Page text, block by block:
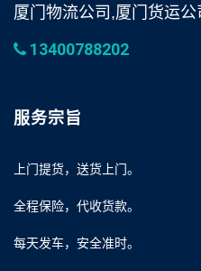
厦门物流公司,厦门货运
13400788202
服务宗旨
上门提货，送货上门。
全程保险，代收货款。
每天发车，安全准时。